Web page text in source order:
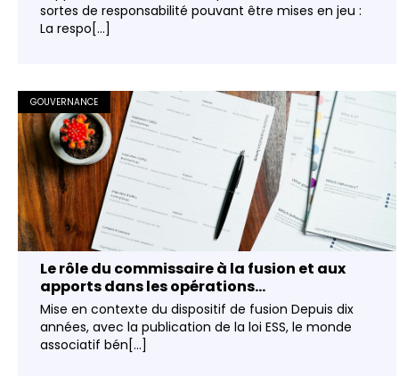
sortes de responsabilité pouvant être mises en jeu :
La respo[...]
GOUVERNANCE
Le rôle du commissaire à la fusion et aux
apports dans les opérations...
Mise en contexte du dispositif de fusion Depuis dix
années, avec la publication de la loi ESS, le monde
associatif bén[...]